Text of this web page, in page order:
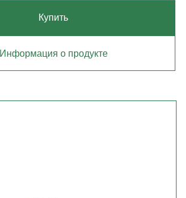
Купить
Информация о продукте